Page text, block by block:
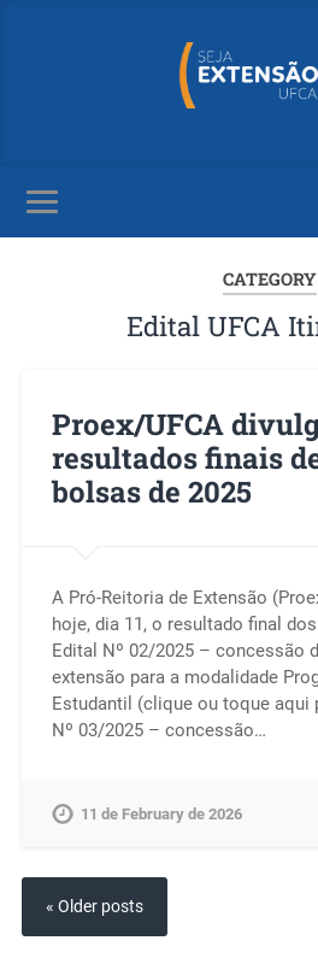
CATEGORY
Edital UFCA
Proex/UFCA
resultados finais
bolsas de 2025
A Pró-Reitoria de Extensão
hoje, dia 11, o resultado final
Edital Nº 02/2025 – concessão
extensão para a modalidade
Estudantil (clique ou toque aqui
Nº 03/2025 – concessão…
11 de February de 2026
« Older posts